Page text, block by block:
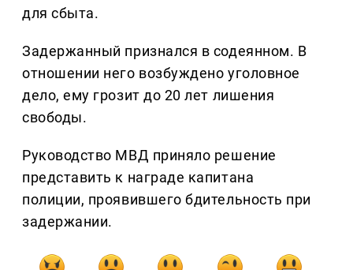
для сбыта.
Задержанный признался в содеянном. В
отношении него возбуждено уголовное
дело, ему грозит до 20 лет лишения
свободы.
Руководство МВД приняло решение
представить к награде капитана
полиции, проявившего бдительность при
задержании.